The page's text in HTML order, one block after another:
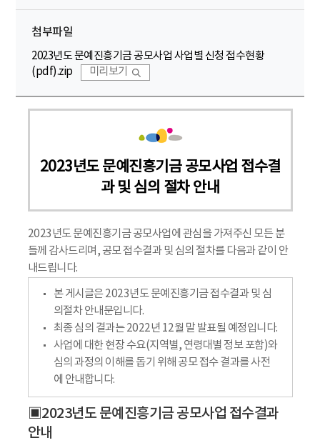
첨부파일
2023년도 문예진흥기금 공모사업 사업별 신청 접수현황
(pdf).zip
미리보기
2023년도 문예진흥기금 공모사업 접수결
과 및 심의 절차 안내
2023년도 문예진흥기금 공모사업에 관심을 가져주신 모든 분
들께 감사드리며, 공모 접수결과 및 심의 절차를 다음과 같이 안
내드립니다.
본 게시글은 2023년도 문예진흥기금 접수결과 및 심
의절차 안내문입니다.
최종 심의 결과는 2022년 12월 말 발표될 예정입니다.
사업에 대한 현장 수요(지역별, 연령대별 정보 포함)와
심의 과정의 이해를 돕기 위해 공모 접수 결과를 사전
에 안내합니다.
▣2023년도 문예진흥기금 공모사업 접수결과
안내